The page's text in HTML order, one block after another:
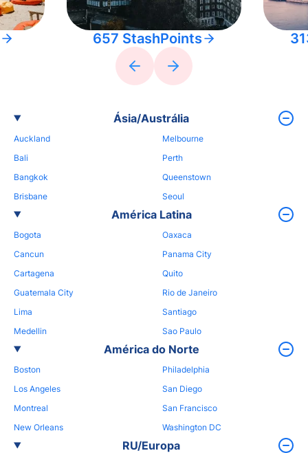
657 StashPoints
Ásia/Austrália
Auckland
Bali
Bangkok
Brisbane
Melbourne
Perth
Queenstown
Seoul
América Latina
Bogota
Cancun
Cartagena
Guatemala City
Lima
Medellin
Oaxaca
Panama City
Quito
Rio de Janeiro
Santiago
Sao Paulo
América do Norte
Boston
Los Angeles
Montreal
New Orleans
Philadelphia
San Diego
San Francisco
Washington DC
RU/Europa